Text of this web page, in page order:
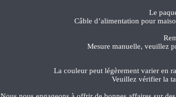
Le
Câble d’alimentation pour
Mesure manuelle, veuillez
La couleur peut légèrement varier en
Veuillez vérifier la